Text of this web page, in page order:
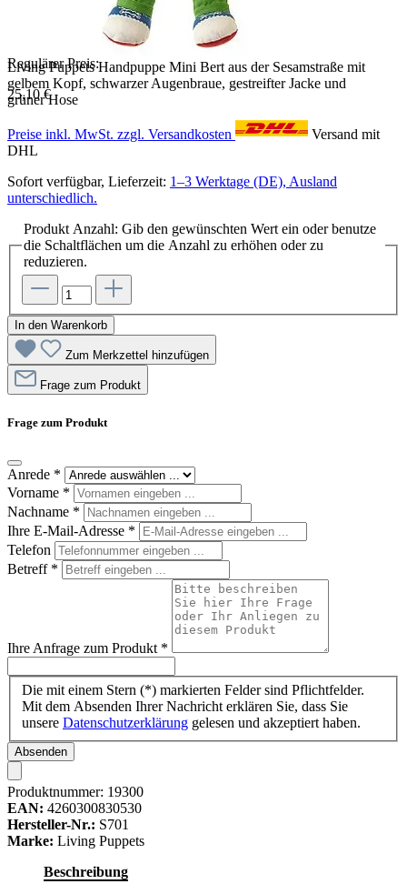
Living Puppets Handpuppe Mini Bert aus der Sesamstraße mit
gelbem Kopf, schwarzer Augenbraue, gestreifter Jacke und
grüner Hose
Regulärer Preis:
25,10 €
Preise inkl. MwSt. zzgl. Versandkosten
Versand mit
DHL
Sofort verfügbar, Lieferzeit: 1–3 Werktage (DE), Ausland
unterschiedlich.
Produkt Anzahl: Gib den gewünschten Wert ein oder benutze
die Schaltflächen um die Anzahl zu erhöhen oder zu
reduzieren.
In den Warenkorb
Zum Merkzettel hinzufügen
Frage zum Produkt
Frage zum Produkt
Anrede *
Vorname *
Nachname *
Ihre E-Mail-Adresse *
Telefon
Betreff *
Ihre Anfrage zum Produkt *
Die mit einem Stern (*) markierten Felder sind Pflichtfelder.
Mit dem Absenden Ihrer Nachricht erklären Sie, dass Sie
unsere Datenschutzerklärung gelesen und akzeptiert haben.
Absenden
Produktnummer: 19300
EAN: 4260300830530
Hersteller-Nr.: S701
Marke: Living Puppets
Beschreibung